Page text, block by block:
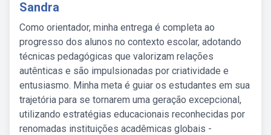
Sandra
Como orientador, minha entrega é completa ao
progresso dos alunos no contexto escolar, adotando
técnicas pedagógicas que valorizam relações
autênticas e são impulsionadas por criatividade e
entusiasmo. Minha meta é guiar os estudantes em sua
trajetória para se tornarem uma geração excepcional,
utilizando estratégias educacionais reconhecidas por
renomadas instituições acadêmicas globais -